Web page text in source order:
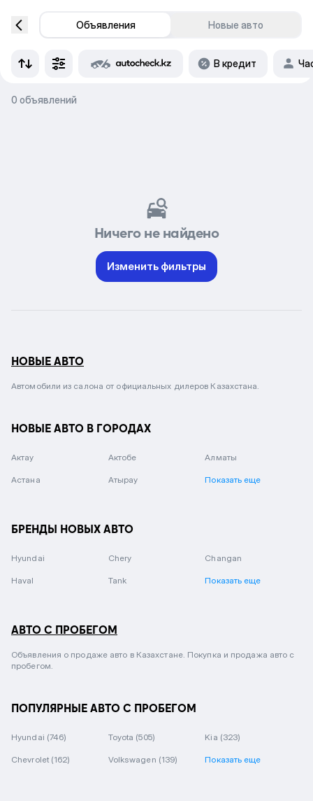
Объявления Новые авто
В кредит
0 объявлений
Ничего не найдено
Изменить фильтры
НОВЫЕ АВТО
Автомобили из салона от официальных дилеров Казахстана.
НОВЫЕ АВТО В ГОРОДАХ
Актау Актобе Алматы
Астана Атырау Показать еще
БРЕНДЫ НОВЫХ АВТО
Hyundai Chery Changan
Haval Tank Показать еще
АВТО С ПРОБЕГОМ
Объявления о продаже авто в Казахстане. Покупка и продажа авто с
пробегом.
ПОПУЛЯРНЫЕ АВТО С ПРОБЕГОМ
Hyundai (746) Toyota (505) Kia (323)
Chevrolet (162) Volkswagen (139) Показать еще